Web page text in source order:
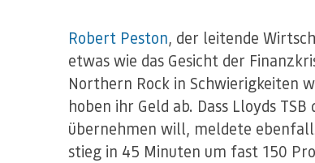
Robert Peston, der leitende
etwas wie das Gesicht der
Northern Rock in Schwierigkeiten
hoben ihr Geld ab. Dass Lloyds TSB
übernehmen will, meldete
stieg in 45 Minuten um fast 150